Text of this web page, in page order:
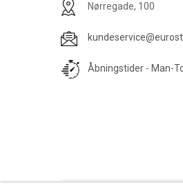
Nørregade, 100
Åbningstider - Man-